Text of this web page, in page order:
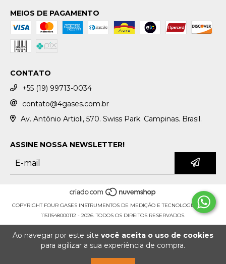
Ao navegar por este site você aceita o uso de cookies
para agilizar a sua experiência de compra.
MEIOS DE PAGAMENTO
CONTATO
+55 (19) 99713-0034
contato@4gases.com.br
Av. Antônio Artioli, 570. Swiss Park. Campinas. Brasil.
ASSINE NOSSA NEWSLETTER!
COPYRIGHT FOUR GASES INSTRUMENTOS DE MEDIÇÃO E TECNOLOGIA LTDA. -
11511548000112 - 2026. TODOS OS DIREITOS RESERVADOS.